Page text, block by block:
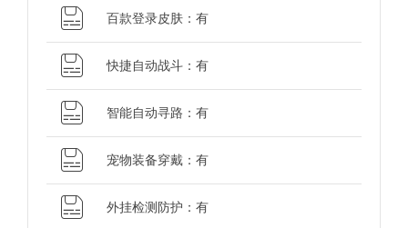
百款登录皮肤：有
快捷自动战斗：有
智能自动寻路：有
宠物装备穿戴：有
外挂检测防护：有